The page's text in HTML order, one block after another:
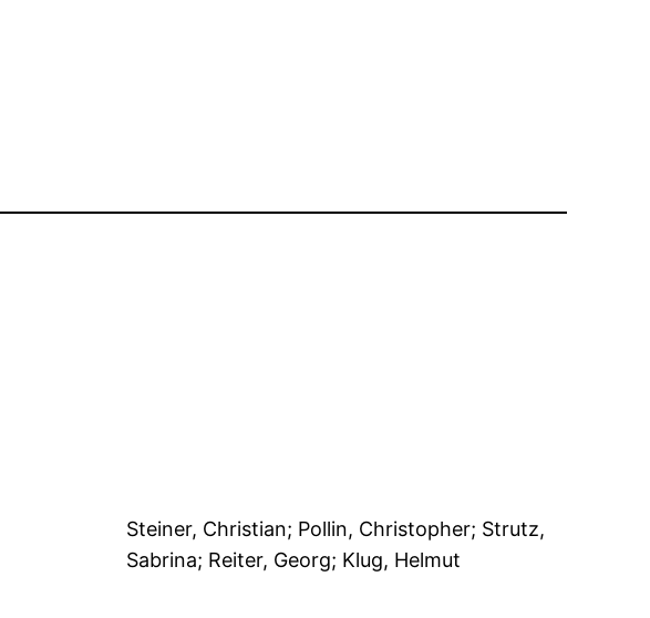
Steiner, Christian; Pollin, Christopher; Strutz,
Sabrina; Reiter, Georg; Klug, Helmut